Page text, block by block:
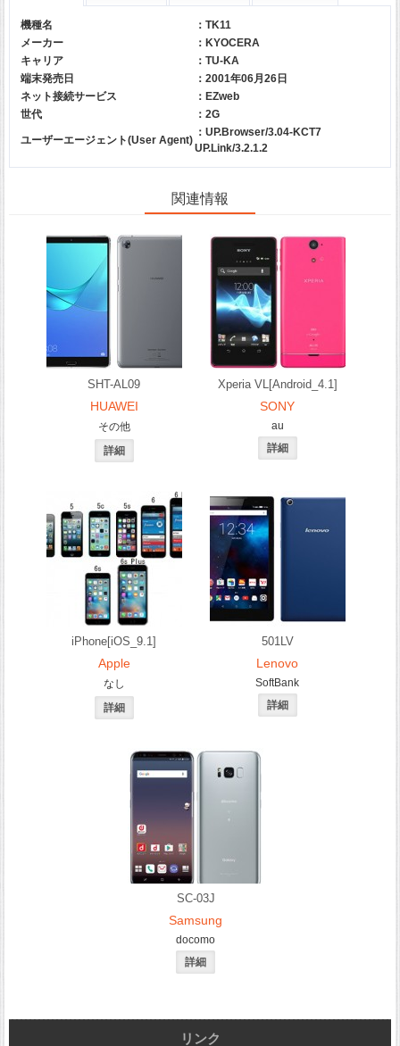
機種名
：TK11
メーカー
： KYOCERA
キャリア
： TU-KA
端末発売日
：2001年06月26日
ネット接続サービス
：EZweb
世代
：2G
ユーザーエージェント(User Agent)
：UP.Browser/3.04-KCT7
UP.Link/3.2.1.2
関連情報
SHT-AL09
HUAWEI
その他
Xperia VL[Android_4.1]
SONY
au
iPhone[iOS_9.1]
Apple
なし
501LV
Lenovo
SoftBank
SC-03J
Samsung
docomo
リンク